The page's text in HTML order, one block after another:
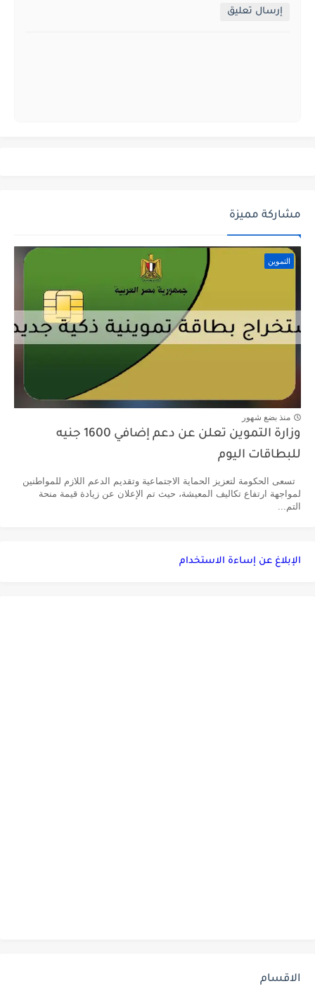
إرسال تعليق
مشاركة مميزة
التموين
منذ بضع شهور
وزارة التموين تعلن عن دعم إضافي 1600 جنيه
للبطاقات اليوم
تسعى الحكومة لتعزيز الحماية الاجتماعية وتقديم الدعم اللازم للمواطنين
لمواجهة ارتفاع تكاليف المعيشة، حيث تم الإعلان عن زيادة قيمة منحة
التم...
الإبلاغ عن إساءة الاستخدام
الاقسام